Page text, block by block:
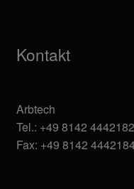
Kontakt
Arbtech
Tel.: +49 8142 4442182
Fax: +49 8142